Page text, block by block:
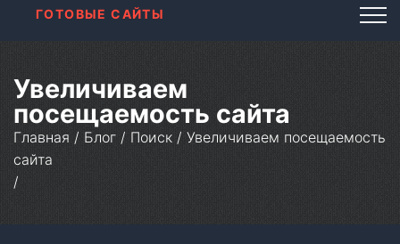
ГОТОВЫЕ САЙТЫ
Увеличиваем
посещаемость сайта
Главная / Блог / Поиск / Увеличиваем посещаемость
сайта
/